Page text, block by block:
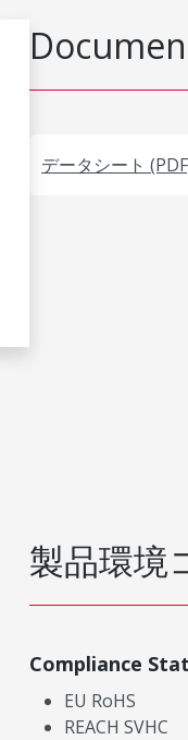
データシート
製品環境
Compliance
EU RoHS
REACH SVHC